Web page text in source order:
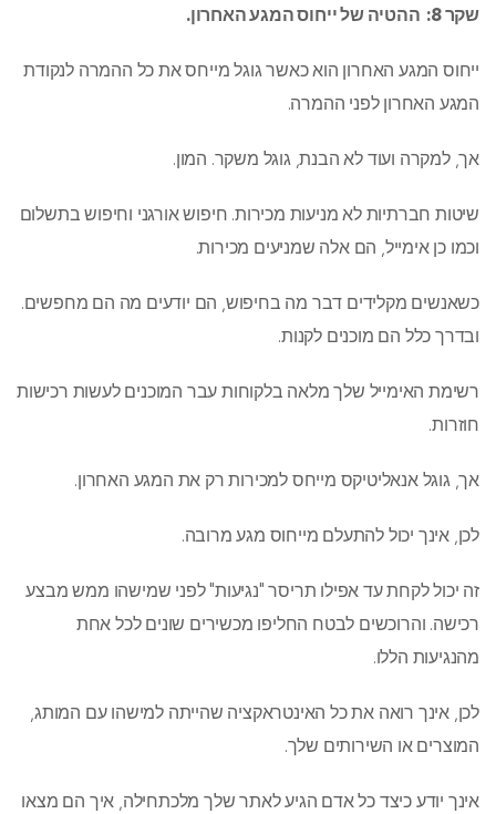
שקר 8: ההטיה של ייחוס המגע האחרון.
ייחוס המגע האחרון הוא כאשר גוגל מייחס את כל ההמרה לנקודת
המגע האחרון לפני ההמרה.
אך, למקרה ועוד לא הבנת, גוגל משקר. המון.
שיטות חברתיות לא מניעות מכירות. חיפוש אורגני וחיפוש בתשלום
וכמו כן אימייל, הם אלה שמניעים מכירות.
כשאנשים מקלידים דבר מה בחיפוש, הם יודעים מה הם מחפשים.
ובדרך כלל הם מוכנים לקנות.
רשימת האימייל שלך מלאה בלקוחות עבר המוכנים לעשות רכישות
חוזרות.
אך, גוגל אנאליטיקס מייחס למכירות רק את המגע האחרון.
לכן, אינך יכול להתעלם מייחוס מגע מרובה.
זה יכול לקחת עד אפילו תריסר "נגיעות" לפני שמישהו ממש מבצע
רכישה. והרוכשים לבטח החליפו מכשירים שונים לכל אחת
מהנגיעות הללו.
לכן, אינך רואה את כל האינטראקציה שהייתה למישהו עם המותג,
המוצרים או השירותים שלך.
אינך יודע כיצד כל אדם הגיע לאתר שלך מלכתחילה, איך הם מצאו